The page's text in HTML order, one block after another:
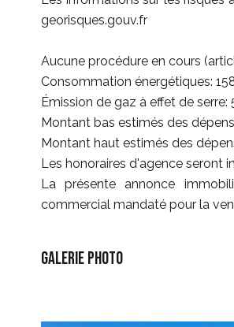
georisques.gouv.fr
Aucune procédure en cours
Consommation énergétiques:
Émission de gaz à effet de
Montant bas estimés des
Montant haut estimés des
Les honoraires d'agence seront
La présente annonce
commercial mandaté pour la
Galerie photo